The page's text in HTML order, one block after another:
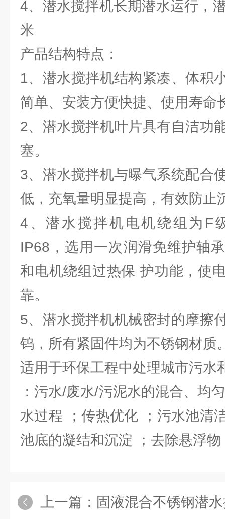
4、潜水搅拌机长期潜水运行，
米
产品结构特点：
1、潜水搅拌机结构紧凑、体积
简单、安装方便快捷、使用寿命
2、潜水搅拌机叶片具有自洁功
塞。
3、潜水搅拌机与曝气系统配合
低，充氧量明显提高，有效防止
4、潜水搅拌机电机绕组为F
IP68，选用一次润滑免维护轴
和电机绕组过热保 护功能，使
靠。
5、潜水搅拌机机械密封的摩擦
钨，所有紧固件均为不锈钢材质
适用于环保工程中处理城市污水
：污水/废水/污泥水的混合、均
水过程 ；传热优化 ；污水池清
池底的凝结和沉淀 ；去除悬浮
上一篇： 固液混合不锈钢潜